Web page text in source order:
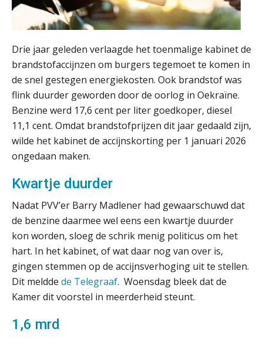
Drie jaar geleden verlaagde het toenmalige kabinet de
brandstofaccijnzen om burgers tegemoet te komen in
de snel gestegen energiekosten. Ook brandstof was
flink duurder geworden door de oorlog in Oekraïne.
Benzine werd 17,6 cent per liter goedkoper, diesel
11,1 cent. Omdat brandstofprijzen dit jaar gedaald zijn,
wilde het kabinet de accijnskorting per 1 januari 2026
ongedaan maken.
Kwartje duurder
Nadat PVV’er Barry Madlener had gewaarschuwd dat
de benzine daarmee wel eens een kwartje duurder
kon worden, sloeg de schrik menig politicus om het
hart. In het kabinet, of wat daar nog van over is,
gingen stemmen op de accijnsverhoging uit te stellen.
Dit meldde de Telegraaf. Woensdag bleek dat de
Kamer dit voorstel in meerderheid steunt.
1,6 mrd
Wwft-compliance in 2026: doen we
het beter dan vorig jaar?
ICT & AI | Volledig automatische
factuurverwerking: zo kom je er
Hierom zijn webshopondernemers
extra kwetsbaar voor
boekhoudfouten
Blog | Aandachtspunten bij de
transitie in verband met de Wet
toekomst pensioenen voor de
werkgever
Verstoorde arbeidsrelatie als
ontslaggrond: zo begeleid je jouw
klant
Duizenden Nederlanders in de knel
door Amerikaanse belastingwet
Het functiegemak van de INT bij
adviezen over en aangiften van erf-
en schenkbelasting.